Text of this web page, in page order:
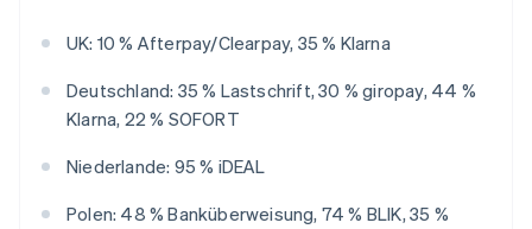
UK: 10 % Afterpay/Clearpay, 35 % Klarna
Deutschland: 35 % Lastschrift, 30 % giropay, 44 %
Klarna, 22 % SOFORT
Niederlande: 95 % iDEAL
Polen: 48 % Banküberweisung, 74 % BLIK, 35 %